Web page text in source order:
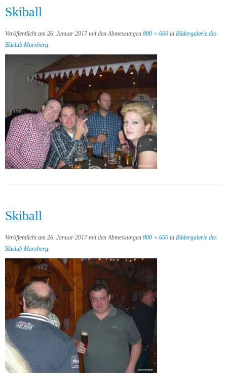
Skiball
Veröffentlicht am 26. Januar 2017mit den Abmessungen 800 × 600 in Bildergalerie des
Skiclub Marsberg.
Skiball
Veröffentlicht am 26. Januar 2017mit den Abmessungen 800 × 600 in Bildergalerie des
Skiclub Marsberg.